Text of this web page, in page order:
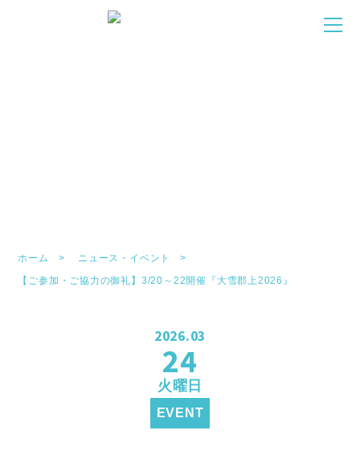
ホーム
ニュース・イベント
【ご参加・ご協力の御礼】3/20～22開催『大雪郡上2026』
2026.03
24
火曜日
EVENT